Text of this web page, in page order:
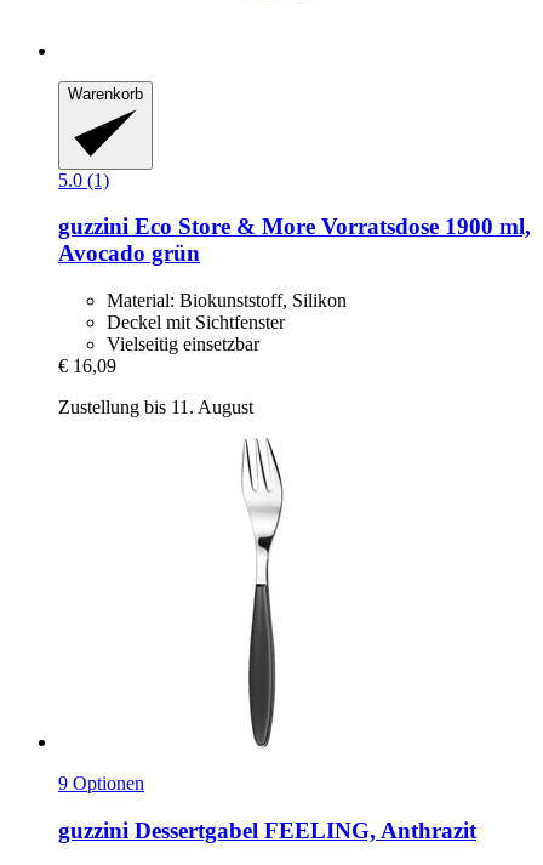
Warenkorb
5.0 (1)
guzzini Eco Store & More Vorratsdose 1900 ml,
Avocado grün
Material: Biokunststoff, Silikon
Deckel mit Sichtfenster
Vielseitig einsetzbar
€ 16,09
Zustellung bis 11. August
9 Optionen
guzzini Dessertgabel FEELING, Anthrazit